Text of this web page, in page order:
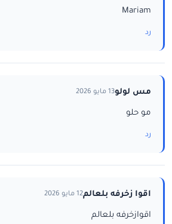
Mariam
رد
مس لولو13 مايو 2026
مو حلو
رد
اقوا زخرفه بلعالم12 مايو 2026
اقوازخرفه بلعالم